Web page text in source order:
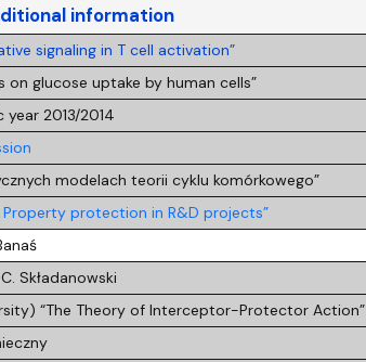
information
signaling in T cell activation”
on glucose uptake by human cells”
2013/2014
modelach teorii cyklu komórkowego”
protection in R&D projects”
Składanowski
“The Theory of Interceptor-Protector Action”